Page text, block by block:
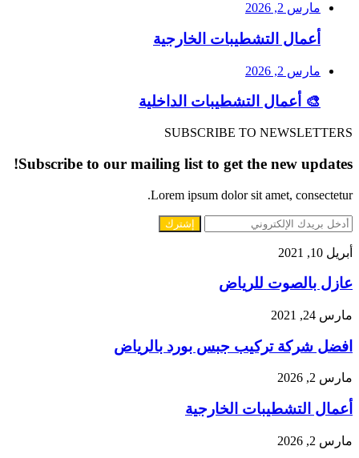
مارس 2, 2026
أعمال التشطيبات الخارجية
مارس 2, 2026
🎨 أعمال التشطيبات الداخلية
SUBSCRIBE TO NEWSLETTERS
Subscribe to our mailing list to get the new updates!
Lorem ipsum dolor sit amet, consectetur.
أدخل
الإلكتروني
عازل
للرياض
أبريل 10, 2021
عازل بالصوت للرياض
افضل
تركيب
بورد
مارس 24, 2021
افضل شركة تركيب جبس بورد بالرياض
أعمال
الخارجية
مارس 2, 2026
أعمال التشطيبات الخارجية
🏗
مارس 2, 2026